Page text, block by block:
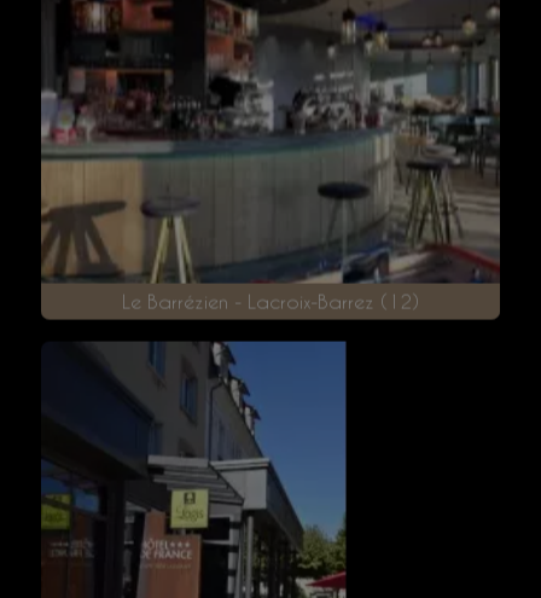
Espace Bien-Etre Best Western Laguiole (12)
Le Barrézien - Lacroix-Barrez (12)